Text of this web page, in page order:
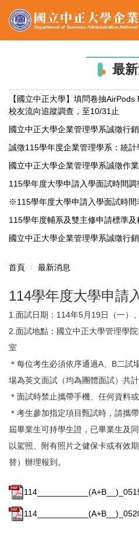
到
最
【國立中正大學】填問卷抽
校友流向追蹤調查，至10/31止
國立中正大學企業管理學系誠徵行
誠徵115學年度企業管理學系：統計
國立中正大學企業管理學系誠徵作
115學年度大學申請入學面試時間調
※115學年度大學申請入學面試時間
115學年度輔系及雙主修申請標準
國立中正大學企業管理學系誠徵行
首頁 最新消息
114學年度大學申請
1.面試日期：114年5月19日（一）
2.面試地點：國立中正大學管理學
室
＊每位考生必須依序通過A、B二試
場為英文面試（均為團體面試）共計
＊面試時禁止攜帶手機、任何資料或
＊考生參加指定項目甄試時，請攜
屆畢業生可持學生證，已畢業生及
以駕照、附有照片之健保卡或有效
替）辦理報到。